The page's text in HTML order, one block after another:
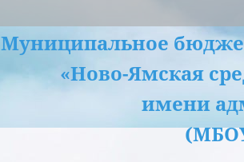
Муниципальное
«Ново-Ямская
имени